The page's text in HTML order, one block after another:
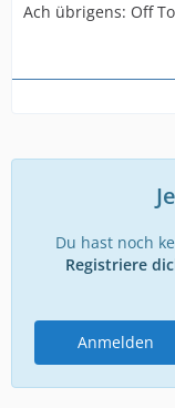
Ach übrigens: Off
Du hast noch
Registriere
Anmelden